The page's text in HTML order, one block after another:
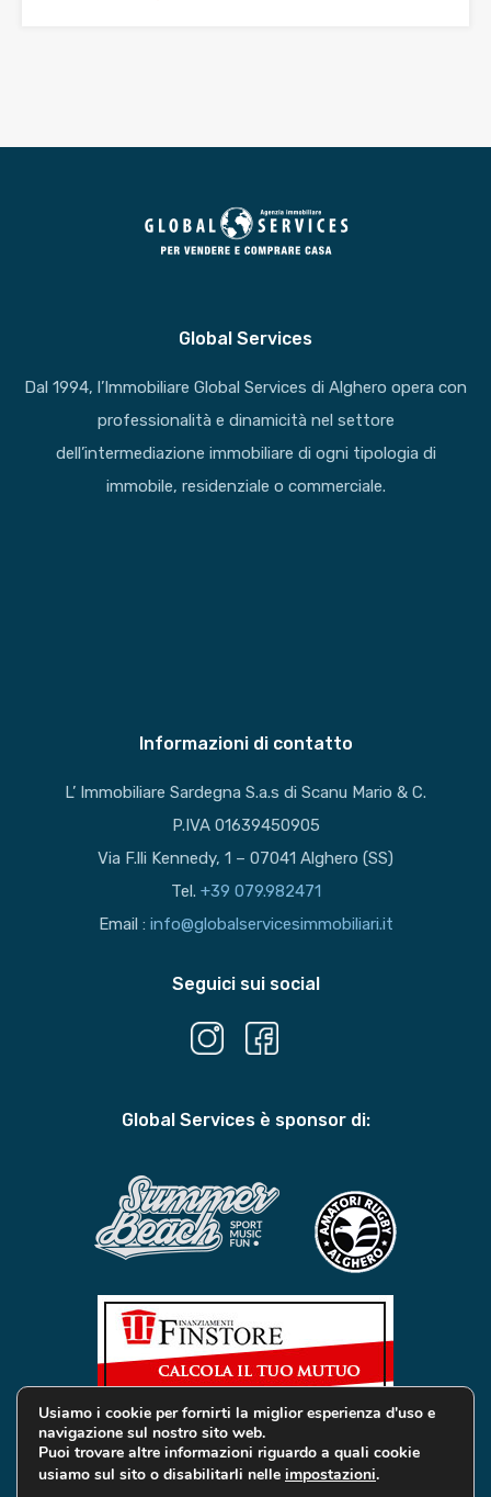
Global Services
Dal 1994, l’Immobiliare Global Services di Alghero opera con
professionalità e dinamicità nel settore
dell’intermediazione immobiliare di ogni tipologia di
immobile, residenziale o commerciale.
Informazioni di contatto
L’ Immobiliare Sardegna S.a.s di Scanu Mario & C.
P.IVA 01639450905
Via F.lli Kennedy, 1 – 07041 Alghero (SS)
Tel. +39 079.982471
Email : info@globalservicesimmobiliari.it
Seguici sui social
Global Services è sponsor di:
© 2019 Global Services Immobiliari | All rights reserved |
Usiamo i cookie per fornirti la miglior esperienza d'uso e
navigazione sul nostro sito web.
Puoi trovare altre informazioni riguardo a quali cookie
usiamo sul sito o disabilitarli nelle impostazioni.